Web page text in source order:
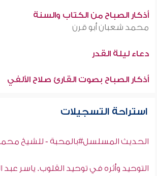
أذكار الصباح من الكتاب والسنة
محمد شعبان أبو قرن
دعاء ليلة القدر
أذكار الصباح بصوت القارئ صلاح الألفي
استراحة التسجيلات
الحديث المسلسل#بالمحبة - للشيخ
التوحيد وأثره في توحيد القلوب. ياسر عبد